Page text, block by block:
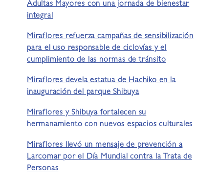
Adultas Mayores con una jornada de bienestar
integral
Miraflores refuerza campañas de sensibilización
para el uso responsable de ciclovías y el
cumplimiento de las normas de tránsito
Miraflores devela estatua de Hachiko en la
inauguración del parque Shibuya
Miraflores y Shibuya fortalecen su
hermanamiento con nuevos espacios culturales
Miraflores llevó un mensaje de prevención a
Larcomar por el Día Mundial contra la Trata de
Personas